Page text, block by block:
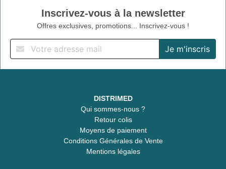
Inscrivez-vous à la newsletter
Offres exclusives, promotions... Inscrivez-vous !
DISTRIMED
Qui sommes-nous ?
Retour colis
Moyens de paiement
Conditions Générales de Vente
Mentions légales